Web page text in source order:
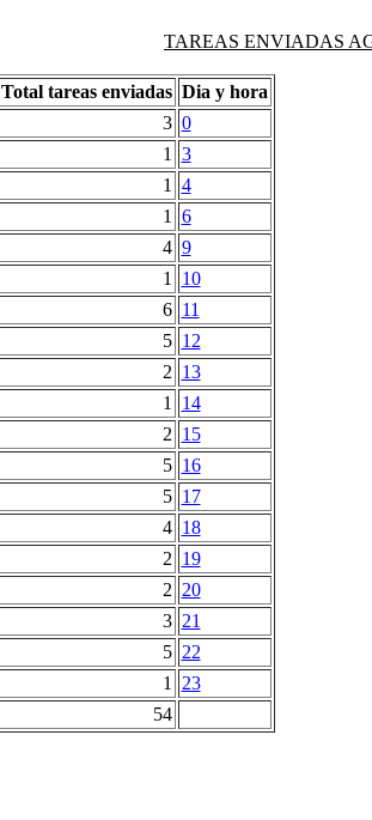
TAREAS ENVIADAS
Total tareas enviadas Dia y hora
3 0
1
3
1
4
1
6
4 9
1
10
6 11
5 12
2 13
1
14
2 15
5 16
5 17
4 18
2 19
2 20
3 21
5 22
1
23
54